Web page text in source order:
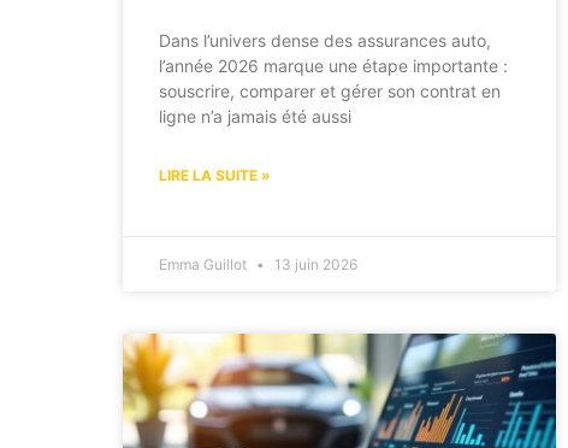
Dans l’univers dense des assurances auto,
l’année 2026 marque une étape importante :
souscrire, comparer et gérer son contrat en
ligne n’a jamais été aussi
LIRE LA SUITE »
Emma Guillot 13 juin 2026